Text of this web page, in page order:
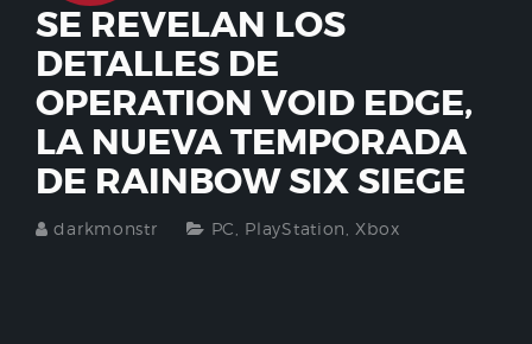
SE REVELAN LOS
DETALLES DE
OPERATION VOID EDGE,
LA NUEVA TEMPORADA
DE RAINBOW SIX SIEGE
darkmonstr PC PlayStation Xbox